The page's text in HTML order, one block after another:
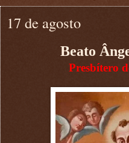
17 de agosto
Beato
Presbítero